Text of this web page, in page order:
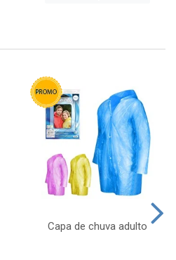
Capa de chuva adulto